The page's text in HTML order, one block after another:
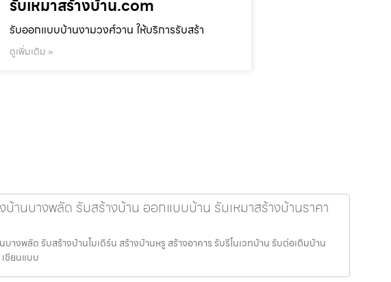
รับเหมาสร้างบ้าน.com
รับออกแบบบ้านงามวงศ์วาน ให้บริการรับสร้า
ดูเพิ่มเติม »
บ้านบางพลัด รับสร้างบ้าน ออกแบบบ้าน รับเหมาสร้างบ้านราคา
บางพลัด รับสร้างบ้านโมเดิร์น สร้างบ้านหรู สร้างอาคาร รับรีโนเวทบ้าน รับต่อเติมบ้าน
ขียนแบบ